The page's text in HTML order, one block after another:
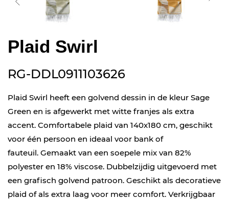
Plaid Swirl
RG-DDL0911103626
Plaid Swirl heeft een golvend dessin in de kleur Sage
Green en is afgewerkt met witte franjes als extra
accent. Comfortabele plaid van 140x180 cm, geschikt
voor één persoon en ideaal voor bank of
fauteuil. Gemaakt van een soepele mix van 82%
polyester en 18% viscose. Dubbelzijdig uitgevoerd met
een grafisch golvend patroon. Geschikt als decoratieve
plaid of als extra laag voor meer comfort. Verkrijgbaar